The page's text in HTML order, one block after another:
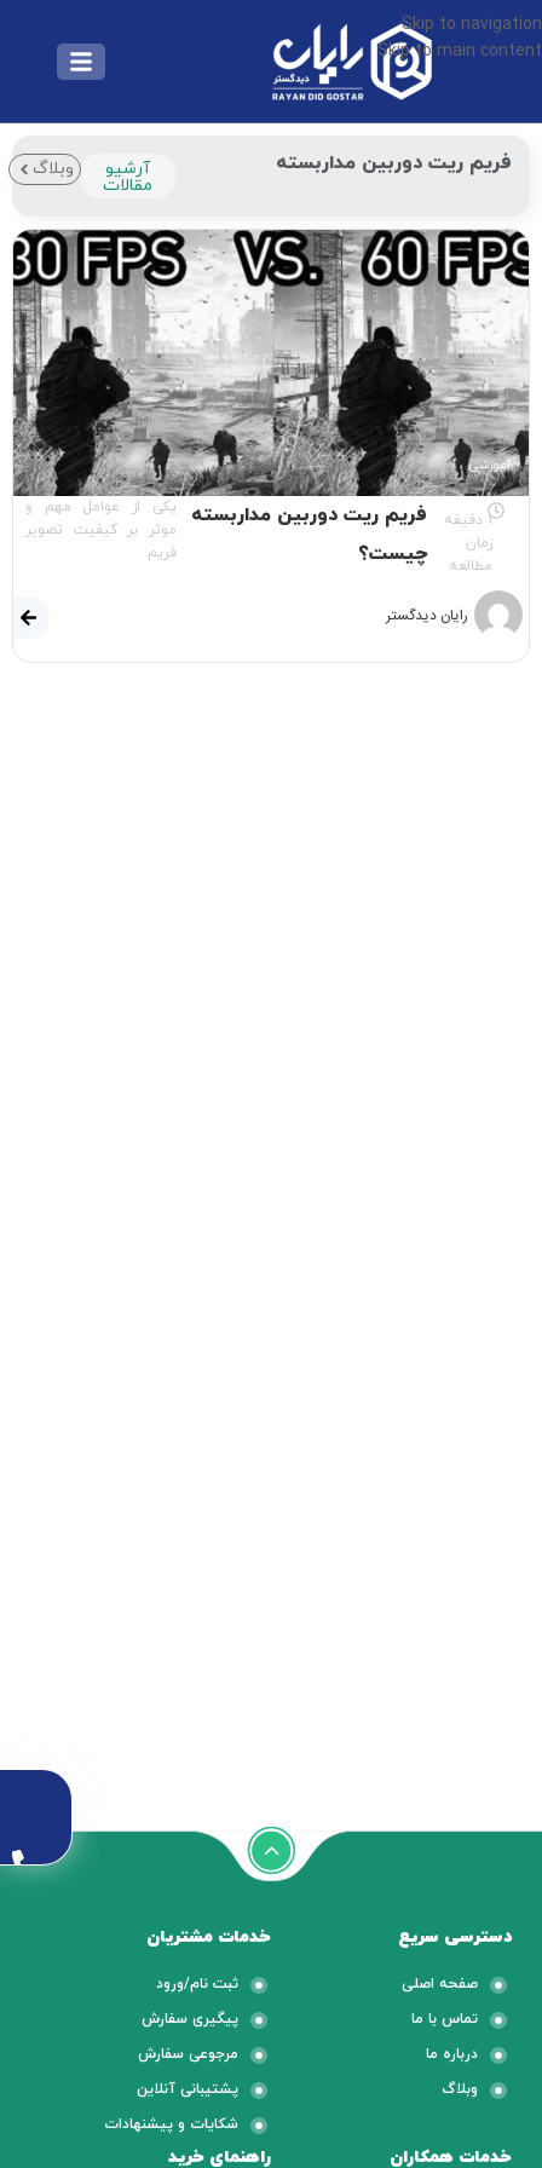
Skip to navigation
Skip to main content
فریم ریت دوربین مداربسته آرشیو
مقالات
وبلاگ
آموزشی
1 دقیقه
زمان
مطالعه
فریم ریت دوربین مداربسته
چیست؟
یکی از عوامل مهم و
موثر بر کیفیت تصویر
فریم
رایان دیدگستر
دسترسی سریع خدمات مشتریان
خدمات همکاران راهنمای خرید
صفحه اصلی
تماس با ما
درباره ما
وبلاگ
ثبت نام/ورود
پیگیری سفارش
مرجوعی سفارش
پشتیبانی آنلاین
شکایات و پیشنهادات